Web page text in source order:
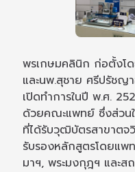
พรเกษมคลินิก ก่อตั้งโ
และนพ.สุชาย ศรีปรัชญ
เปิดทำการในปี พ.ศ.
ด้วยคณะแพทย์ ซึ่งส่วน
ที่ได้รับวุฒิบัตรสาขาตจ
รับรองหลักสูตรโดยแพ
มาฯ, พระมงกุฎฯ และส